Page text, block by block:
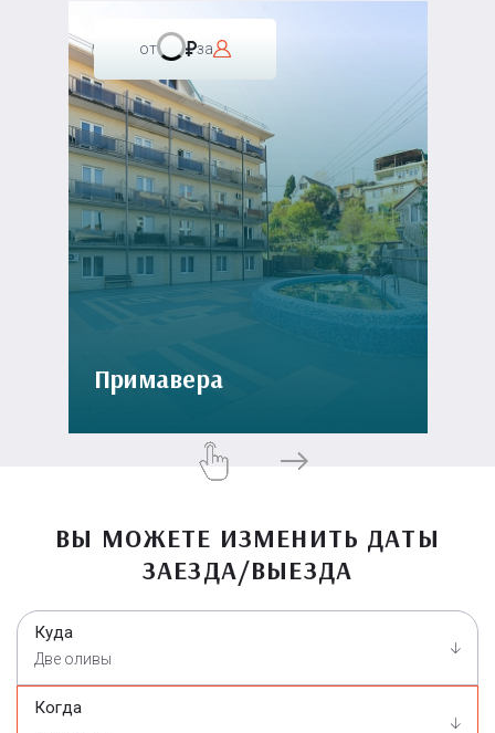
от за
Примавера
ВЫ МОЖЕТЕ ИЗМЕНИТЬ ДАТЫ
ЗАЕЗДА/ВЫЕЗДА
Куда
Две оливы
Когда